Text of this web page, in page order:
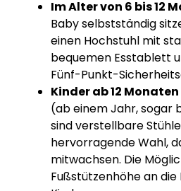
Im Alter von 6 bis 12
Baby selbstständig
einen Hochstuhl mit
bequemen Esstablett
Fünf-Punkt-
Kinder ab 12 Monaten
(ab einem Jahr, sogar
sind verstellbare
hervorragende Wahl,
mitwachsen. Die
Fußstützenhöhe an